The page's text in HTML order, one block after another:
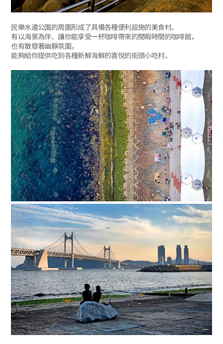
民樂水邊公園的周圍形成了具備各種便利設施的美食村。
有以海景為伴、讓你能享受一杯咖啡帶來的閒暇時間的咖啡館，
也有散發著幽靜氛圍，
能夠給你提供吃到各種新鮮海鮮的喜悅的街頭小吃村。